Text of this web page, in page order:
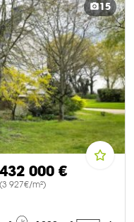
15
432 000 €
(3 927€/m²)